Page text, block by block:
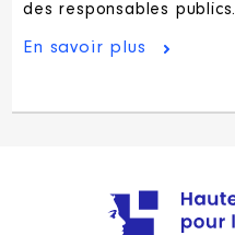
des responsables publics.
En savoir plus